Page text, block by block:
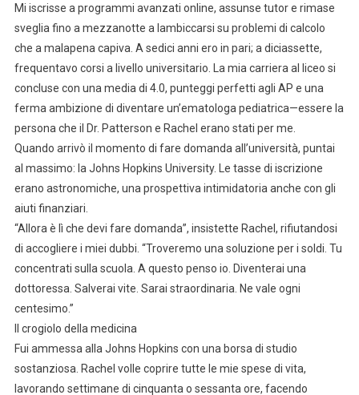
Mi iscrisse a programmi avanzati online, assunse tutor e rimase
sveglia fino a mezzanotte a lambiccarsi su problemi di calcolo
che a malapena capiva. A sedici anni ero in pari; a diciassette,
frequentavo corsi a livello universitario. La mia carriera al liceo si
concluse con una media di 4.0, punteggi perfetti agli AP e una
ferma ambizione di diventare un’ematologa pediatrica—essere la
persona che il Dr. Patterson e Rachel erano stati per me.
Quando arrivò il momento di fare domanda all’università, puntai
al massimo: la Johns Hopkins University. Le tasse di iscrizione
erano astronomiche, una prospettiva intimidatoria anche con gli
aiuti finanziari.
“Allora è lì che devi fare domanda”, insistette Rachel, rifiutandosi
di accogliere i miei dubbi. “Troveremo una soluzione per i soldi. Tu
concentrati sulla scuola. A questo penso io. Diventerai una
dottoressa. Salverai vite. Sarai straordinaria. Ne vale ogni
centesimo.”
Il crogiolo della medicina
Fui ammessa alla Johns Hopkins con una borsa di studio
sostanziosa. Rachel volle coprire tutte le mie spese di vita,
lavorando settimane di cinquanta o sessanta ore, facendo